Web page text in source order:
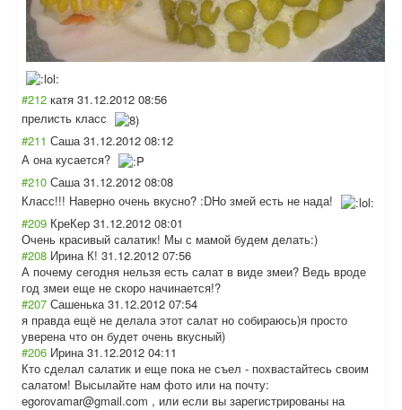
#212 катя 31.12.2012 08:56
прелисть класс
#211 Саша 31.12.2012 08:12
А она кусается?
#210 Саша 31.12.2012 08:08
Класс!!! Наверно очень вкусно? :DНо змей есть не нада!
#209 КреКер 31.12.2012 08:01
Очень красивый салатик! Мы с мамой будем делать:)
#208 Ирина К! 31.12.2012 07:56
А почему сегодня нельзя есть салат в виде змеи? Ведь вроде
год змеи еще не скоро начинается!?
#207 Сашенька 31.12.2012 07:54
я правда ещё не делала этот салат но собираюсь)я просто
уверена что он будет очень вкусный)
#206 Ирина 31.12.2012 04:11
Кто сделал салатик и еще пока не съел - похвастайтесь своим
салатом! Высылайте нам фото или на почту:
egorovamar@gmail.com , или если вы зарегистрированы на